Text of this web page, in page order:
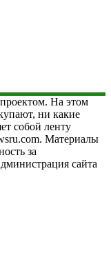
На этом
ни какие
собой ленту
Материалы
за
сайта